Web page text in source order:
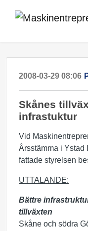
2008-03-29 08:06
Skånes
infrastuktur
Vid
Årsstämma i Ystad
fattade styrelsen
UTTALANDE:
Bättre
tillväxten
Skåne och södra